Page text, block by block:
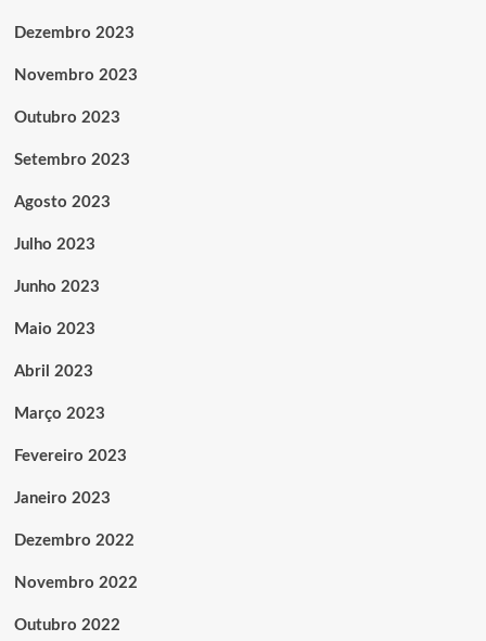
Dezembro 2023
Novembro 2023
Outubro 2023
Setembro 2023
Agosto 2023
Julho 2023
Junho 2023
Maio 2023
Abril 2023
Março 2023
Fevereiro 2023
Janeiro 2023
Dezembro 2022
Novembro 2022
Outubro 2022